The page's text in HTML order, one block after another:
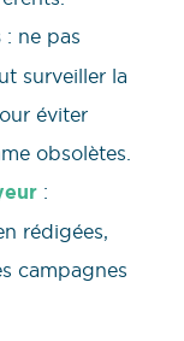
: ne pas
surveiller la
éviter
obsolètes.
:
rédigées,
campagnes